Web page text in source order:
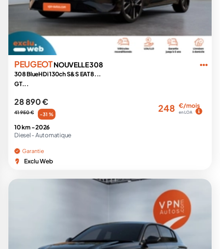
PEUGEOTNOUVELLE 308
308 BlueHDi 130ch S&S EAT8...
GT...
28 890 €
41 950 € -31 %
248 €/mois
en LOA
10 km -2026
Diesel - Automatique
Garantie
Exclu Web